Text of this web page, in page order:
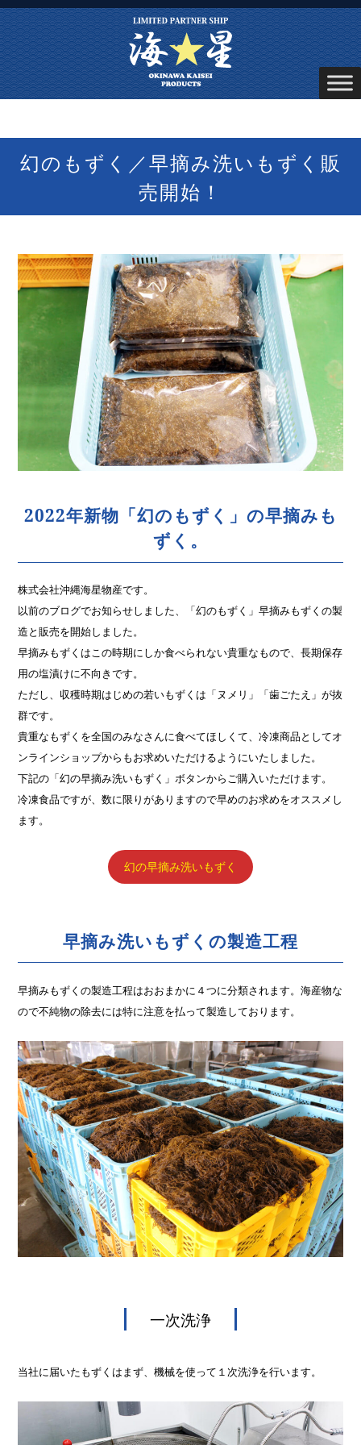
幻のもずく／早摘み洗いもずく販
売開始！
2022年新物「幻のもずく」の早摘みも
ずく。
株式会社沖縄海星物産です。
以前のブログでお知らせしました、「幻のもずく」早摘みもずくの製
造と販売を開始しました。
早摘みもずくはこの時期にしか食べられない貴重なもので、長期保存
用の塩漬けに不向きです。
ただし、収穫時期はじめの若いもずくは「ヌメリ」「歯ごたえ」が抜
群です。
貴重なもずくを全国のみなさんに食べてほしくて、冷凍商品としてオ
ンラインショップからもお求めいただけるようにいたしました。
下記の「幻の早摘み洗いもずく」ボタンからご購入いただけます。
冷凍食品ですが、数に限りがありますので早めのお求めをオススメし
ます。
幻の早摘み洗いもずく
早摘み洗いもずくの製造工程
早摘みもずくの製造工程はおおまかに４つに分類されます。海産物な
ので不純物の除去には特に注意を払って製造しております。
一次洗浄
当社に届いたもずくはまず、機械を使って１次洗浄を行います。